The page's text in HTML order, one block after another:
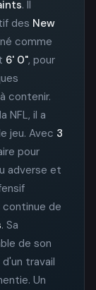
. Il
des New
comme
6' 0", pour
contenir.
NFL, il a
jeu. Avec 3
pour
adverse et
continue de
. Sa
de son
travail
Un